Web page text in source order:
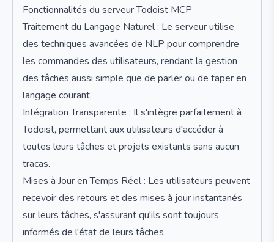
Fonctionnalités du serveur Todoist MCP
Traitement du Langage Naturel : Le serveur utilise
des techniques avancées de NLP pour comprendre
les commandes des utilisateurs, rendant la gestion
des tâches aussi simple que de parler ou de taper en
langage courant.
Intégration Transparente : Il s'intègre parfaitement à
Todoist, permettant aux utilisateurs d'accéder à
toutes leurs tâches et projets existants sans aucun
tracas.
Mises à Jour en Temps Réel : Les utilisateurs peuvent
recevoir des retours et des mises à jour instantanés
sur leurs tâches, s'assurant qu'ils sont toujours
informés de l'état de leurs tâches.